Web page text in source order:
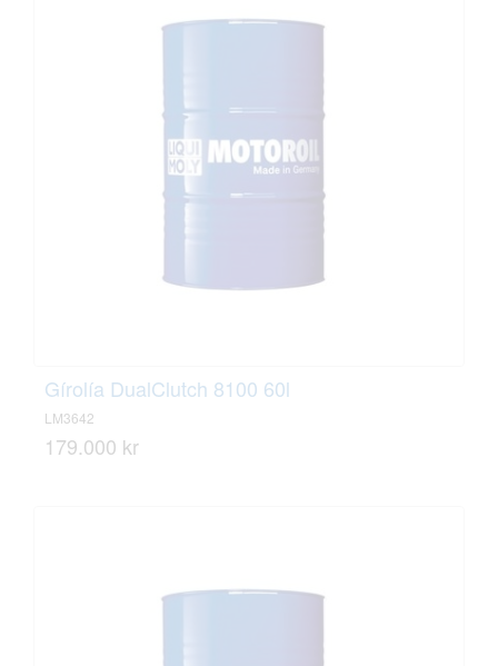
Gírolía DualClutch 8100 60l
LM3642
179.000 kr